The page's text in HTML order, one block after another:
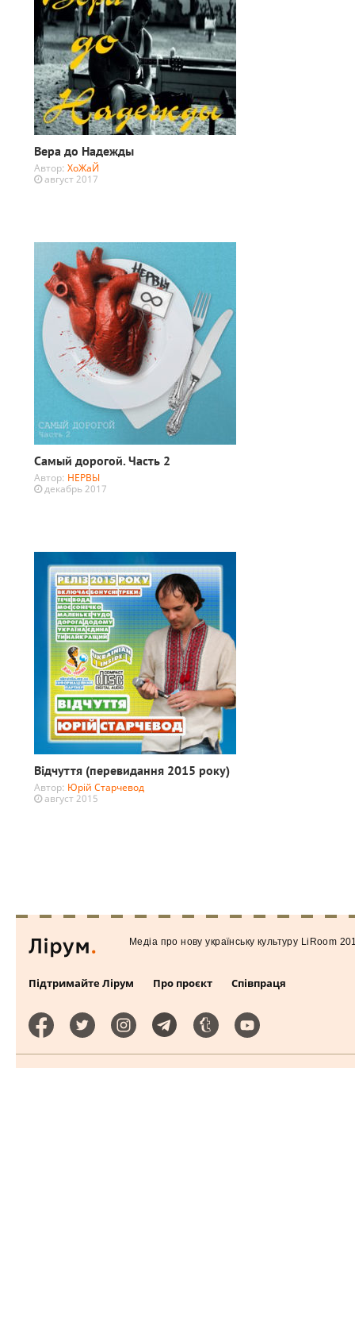
Вера до Надежды
Автор:ХоЖаЙ
август 2017
Самый дорогой. Часть 2
Автор: НЕРВЫ
декабрь 2017
Відчуття (перевидання 2015 року)
Автор: Юрій Старчевод
август 2015
Підтримайте Лірум Про проєкт Співпраця
Медiа про нову українську культуру LiRoom